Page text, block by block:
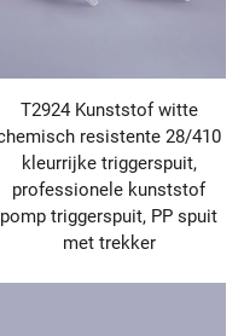
T2924 Kunststof witte
resistente 28/410
kleurrijke triggerspuit,
professionele kunststof
pomp triggerspuit, PP spuit
met trekker